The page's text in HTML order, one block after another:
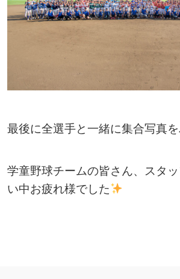
最後に全選手と一緒に集合写真を
学童野球チームの皆さん、スタ
い中お疲れ様でした